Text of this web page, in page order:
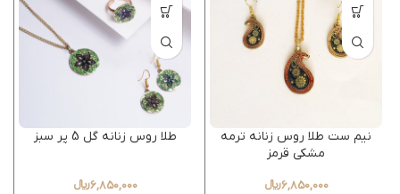
نیم ست طلا روس زنانه ترمه
مشکی قرمز
6,850,000﷼
طلا روس زنانه گل 5 پر سبز
6,850,000﷼